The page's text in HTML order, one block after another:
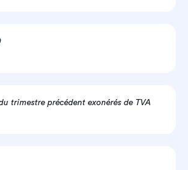
trimestre précédent exonérés de TVA